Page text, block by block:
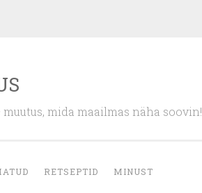
mida maailmas näha soovin!
RETSEPTID MINUST